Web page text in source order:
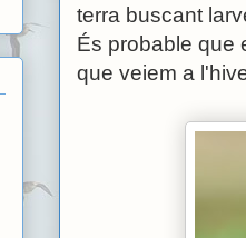
terra buscant
És probable que
que veiem a